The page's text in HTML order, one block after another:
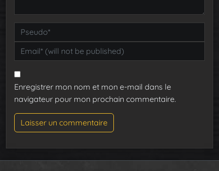
Enregistrer mon nom et mon e-mail dans le
navigateur pour mon prochain commentaire.